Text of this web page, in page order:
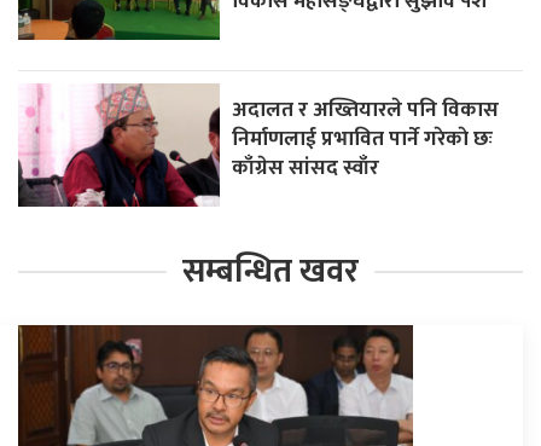
अदालत र अख्तियारले पनि विकास
निर्माणलाई प्रभावित पार्ने गरेकाे छः
काँग्रेस सांसद स्वाँर
सम्बन्धित खवर